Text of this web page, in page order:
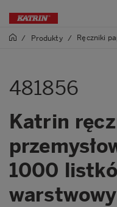
/ Produkty / Ręczniki
481856
Katrin
1000
warstwowy